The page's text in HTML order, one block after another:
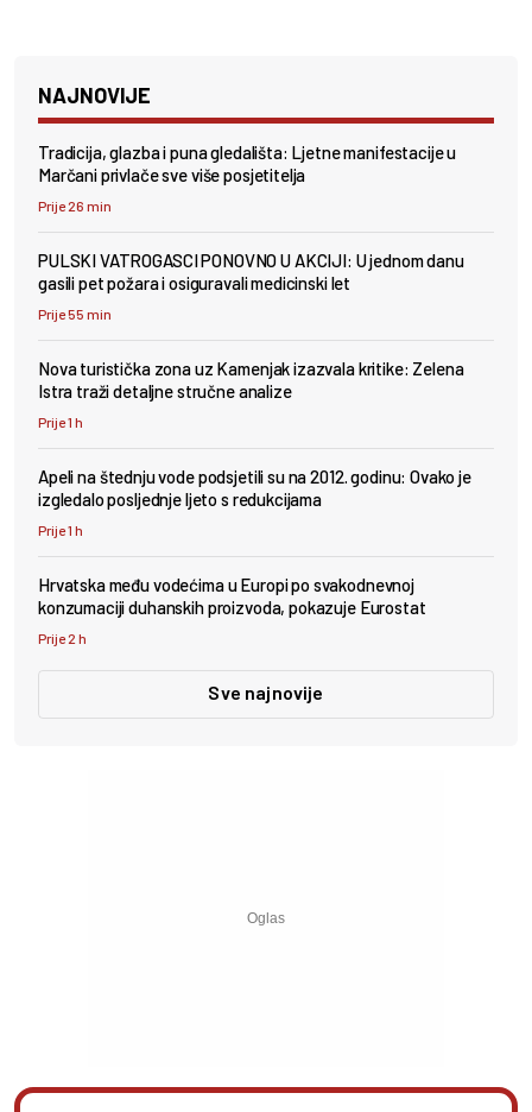
NAJNOVIJE
Tradicija, glazba i puna gledališta: Ljetne manifestacije u
Marčani privlače sve više posjetitelja
Prije 26 min
PULSKI VATROGASCI PONOVNO U AKCIJI: U jednom danu
gasili pet požara i osiguravali medicinski let
Prije 55 min
Nova turistička zona uz Kamenjak izazvala kritike: Zelena
Istra traži detaljne stručne analize
Prije 1 h
Apeli na štednju vode podsjetili su na 2012. godinu: Ovako je
izgledalo posljednje ljeto s redukcijama
Prije 1 h
Hrvatska među vodećima u Europi po svakodnevnoj
konzumaciji duhanskih proizvoda, pokazuje Eurostat
Prije 2 h
Sve najnovije